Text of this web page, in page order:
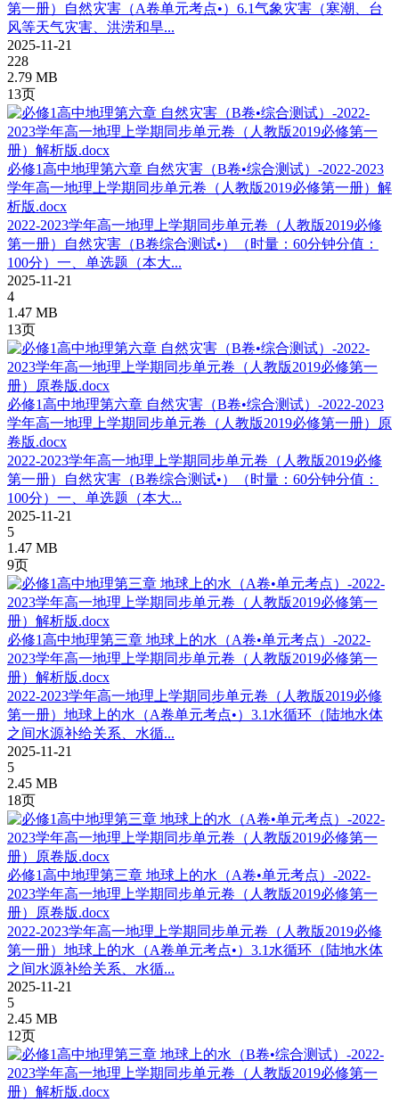
第一册）自然灾害（A卷单元考点•）6.1气象灾害（寒潮、台
风等天气灾害、洪涝和旱...
2025-11-21
228
2.79 MB
13页
必修1高中地理第六章 自然灾害（B卷•综合测试）-2022-2023
学年高一地理上学期同步单元卷（人教版2019必修第一册）解
析版.docx
2022-2023学年高一地理上学期同步单元卷（人教版2019必修
第一册）自然灾害（B卷综合测试•）（时量：60分钟分值：
100分）一、单选题（本大...
2025-11-21
4
1.47 MB
13页
必修1高中地理第六章 自然灾害（B卷•综合测试）-2022-2023
学年高一地理上学期同步单元卷（人教版2019必修第一册）原
卷版.docx
2022-2023学年高一地理上学期同步单元卷（人教版2019必修
第一册）自然灾害（B卷综合测试•）（时量：60分钟分值：
100分）一、单选题（本大...
2025-11-21
5
1.47 MB
9页
必修1高中地理第三章 地球上的水（A卷•单元考点）-2022-
2023学年高一地理上学期同步单元卷（人教版2019必修第一
册）解析版.docx
2022-2023学年高一地理上学期同步单元卷（人教版2019必修
第一册）地球上的水（A卷单元考点•）3.1水循环（陆地水体
之间水源补给关系、水循...
2025-11-21
5
2.45 MB
18页
必修1高中地理第三章 地球上的水（A卷•单元考点）-2022-
2023学年高一地理上学期同步单元卷（人教版2019必修第一
册）原卷版.docx
2022-2023学年高一地理上学期同步单元卷（人教版2019必修
第一册）地球上的水（A卷单元考点•）3.1水循环（陆地水体
之间水源补给关系、水循...
2025-11-21
5
2.45 MB
12页